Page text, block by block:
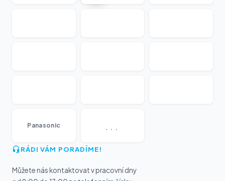
Panasonic ...
RÁDI VÁM PORADÍME!
Můžete nás kontaktovat v pracovní dny